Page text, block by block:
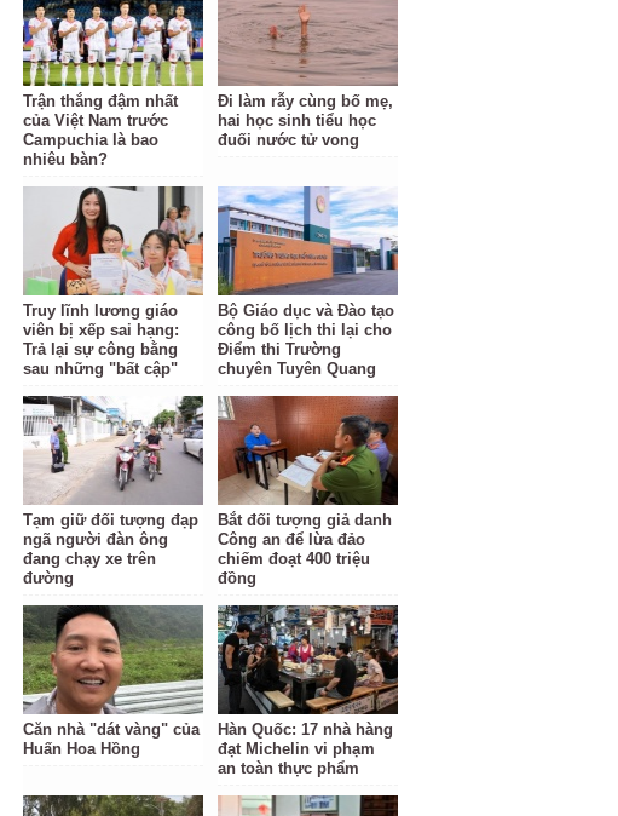
Trận thắng đậm nhất
của Việt Nam trước
Campuchia là bao
nhiêu bàn?
Đi làm rẫy cùng bố mẹ,
hai học sinh tiểu học
đuối nước tử vong
Truy lĩnh lương giáo
viên bị xếp sai hạng:
Trả lại sự công bằng
sau những "bất cập"
Bộ Giáo dục và Đào tạo
công bố lịch thi lại cho
Điểm thi Trường
chuyên Tuyên Quang
Tạm giữ đối tượng đạp
ngã người đàn ông
đang chạy xe trên
đường
Bắt đối tượng giả danh
Công an để lừa đảo
chiếm đoạt 400 triệu
đồng
Căn nhà "dát vàng" của
Huấn Hoa Hồng
Hàn Quốc: 17 nhà hàng
đạt Michelin vi phạm
an toàn thực phẩm